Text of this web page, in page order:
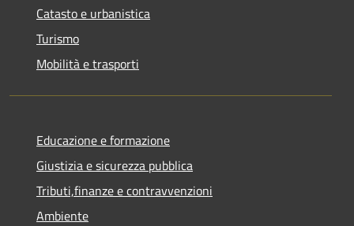
Catasto e urbanistica
Turismo
Mobilità e trasporti
Educazione e formazione
Giustizia e sicurezza pubblica
Tributi,finanze e contravvenzioni
Ambiente